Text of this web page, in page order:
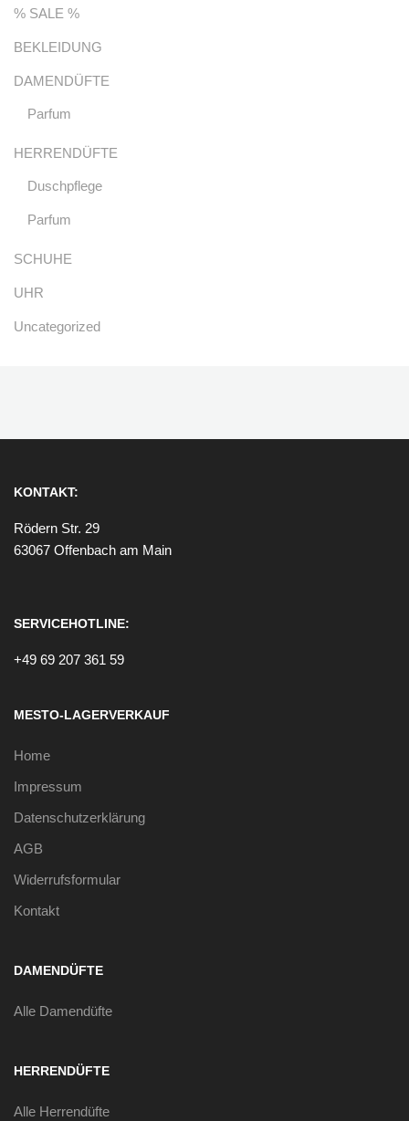
% SALE %
BEKLEIDUNG
DAMENDÜFTE
Parfum
HERRENDÜFTE
Duschpflege
Parfum
SCHUHE
UHR
Uncategorized
KONTAKT:
Rödern Str. 29
63067 Offenbach am Main
SERVICEHOTLINE:
+49 69 207 361 59
MESTO-LAGERVERKAUF
Home
Impressum
Datenschutzerklärung
AGB
Widerrufsformular
Kontakt
DAMENDÜFTE
Alle Damendüfte
HERRENDÜFTE
Alle Herrendüfte